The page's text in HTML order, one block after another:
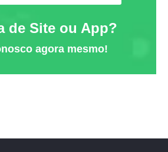
de Site ou App?
agora mesmo!